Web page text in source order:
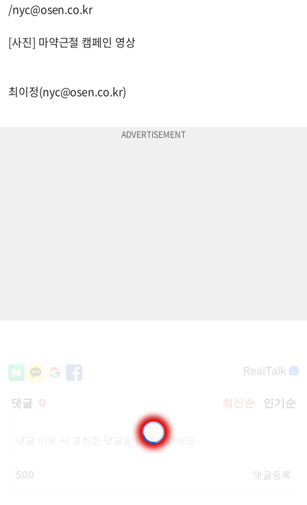
/nyc@osen.co.kr
[사진] 마약근절 캠페인 영상
최이정(nyc@osen.co.kr)